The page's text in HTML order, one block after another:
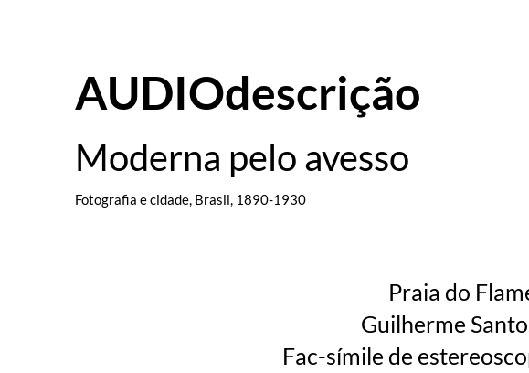
AUDIOdescrição
Moderna pelo avesso
Fotografia e cidade, Brasil, 1890-1930
Praia do
Guilherme
Fac-símile de